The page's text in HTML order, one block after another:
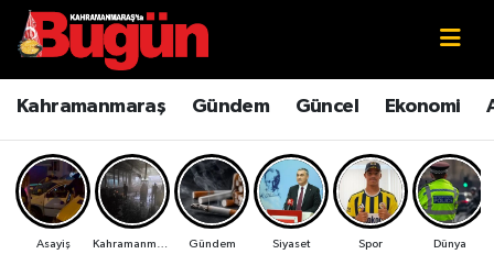
Kahramanmaraş Gündem Güncel Ekonomi
Asayiş Gündem Siyaset Spor Dünya
Kahramanmaraş
Kahramanmaraş Sokak Röportajları
Bilim ve Teknoloji
Çevre
Kahramanmaraş Nöbetçi Eczaneler
Kahramanmaraş Hava Durumu
Kahramanmaraş Namaz Vakitleri
Kahramanmaraş Trafik Yoğunluk Haritası